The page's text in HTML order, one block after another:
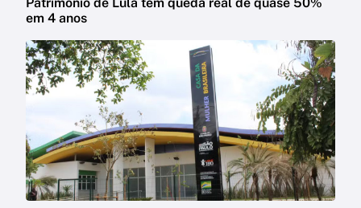
Patrimônio de Lula tem queda real de quase 50%
em 4 anos